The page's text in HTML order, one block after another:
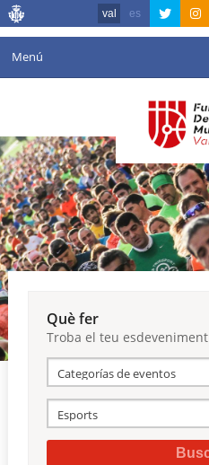
val es
Menú
Agenda
Instal·lacions
Comunicació
València en esport
Reserves
Què fer
Troba el teu esdeveniment